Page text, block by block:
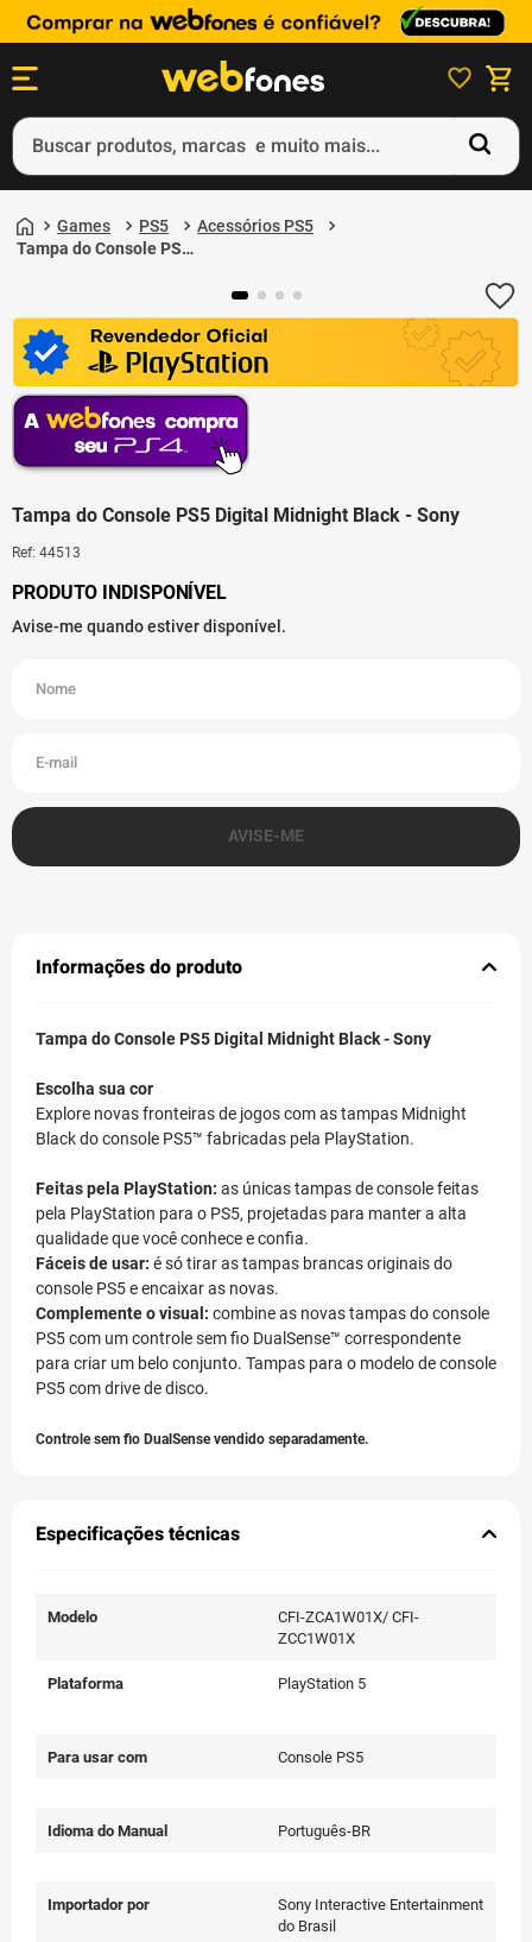
Buscar produtos, marcas e muito mais...
Games PS5
Acessórios PS5
Tampa do Console PS5
Tampa do Console PS5 Digital Midnight Black - Sony
Ref: 44513
Informações do produto
Tampa do Console PS5 Digital Midnight Black - Sony
Escolha sua cor
Explore novas fronteiras de jogos com as tampas Midnight
Black do console PS5™ fabricadas pela PlayStation.
Feitas pela PlayStation: as únicas tampas de console feitas
pela PlayStation para o PS5, projetadas para manter a alta
qualidade que você conhece e confia.
Fáceis de usar: é só tirar as tampas brancas originais do
console PS5 e encaixar as novas.
Complemente o visual: combine as novas tampas do console
PS5 com um controle sem fio DualSense™ correspondente
para criar um belo conjunto. Tampas para o modelo de console
PS5 com drive de disco.
Controle sem fio DualSense vendido separadamente.
Especificações técnicas
Modelo
CFI-ZCA1W01X/ CFI-
ZCC1W01X
Plataforma PlayStation 5
Para usar com Console PS5
Idioma do Manual Português-BR
Importador por
Sony Interactive Entertainment
do Brasil
2º
gift card
4º
ps4
5º notebook